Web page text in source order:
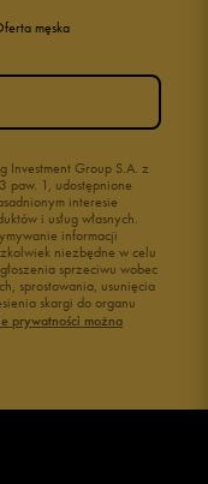
męska
Investment Group S.A. z
paw. 1, udostępnione
interesie
i usług własnych.
informacji
niezbędne w celu
sprzeciwu wobec
sprostowania, usunięcia
skargi do organu
prywatności można